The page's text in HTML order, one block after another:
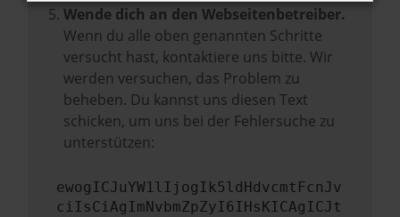
Wende dich an den Webseitenbetreiber.
Wenn du alle oben genannten Schritte
versucht hast, kontaktiere uns bitte. Wir
werden versuchen, das Problem zu
beheben. Du kannst uns diesen Text
schicken, um uns bei der Fehlersuche zu
unterstützen:
ewogICJuYW1lIjogIk5ldHdvcmtFcnJv
ciIsCiAgImNvbmZpZyI6IHsKICAgICJt